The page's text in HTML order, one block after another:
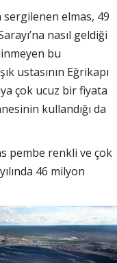
sergilenen elmas, 49
nasıl geldiği
bu
ustasının Eğrikapı
çok ucuz bir fiyata
kullandığı da
pembe renkli ve çok
46 milyon